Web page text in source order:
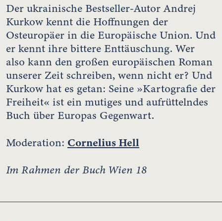
Der ukrainische Bestseller-Autor Andrej
Kurkow kennt die Hoffnungen der
Osteuropäer in die Europäische Union. Und
er kennt ihre bittere Enttäuschung. Wer
also kann den großen europäischen Roman
unserer Zeit schreiben, wenn nicht er? Und
Kurkow hat es getan: Seine »Kartografie der
Freiheit« ist ein mutiges und aufrüttelndes
Buch über Europas Gegenwart.
Moderation: Cornelius Hell
Im Rahmen der Buch Wien 18